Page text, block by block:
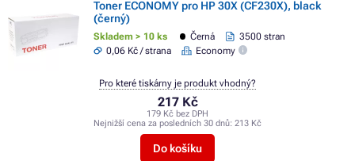
Toner ECONOMY pro HP 30X (CF230X), black
(černý)
Skladem > 10 ks Černá
3500 stran
0,06 Kč / strana
Economy
217 Kč
179 Kč bez DPH
Nejnižší cena za posledních 30 dnů: 213 Kč
Do košíku
Pro které tiskárny je produkt vhodný?